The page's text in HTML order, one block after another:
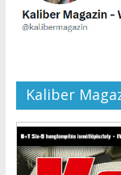
Kaliber